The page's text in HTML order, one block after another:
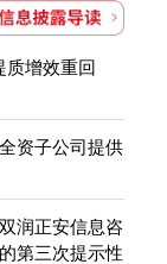
质增效重回
资子公司提供
润正安信息咨
第三次提示性